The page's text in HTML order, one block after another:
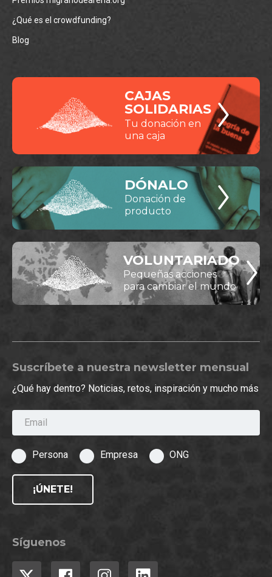
¿Qué es el crowdfunding?
Blog
CAJAS
SOLIDARIAS
Tu donación en
una caja
DÓNALO
Donación de
producto
VOLUNTARIADO
Pequeñas acciones
para cambiar el mundo
Suscríbete a nuestra newsletter mensual
¿Qué hay dentro? Noticias, retos, inspiración y mucho más
Email
Persona Empresa ONG
¡ÚNETE!
Síguenos